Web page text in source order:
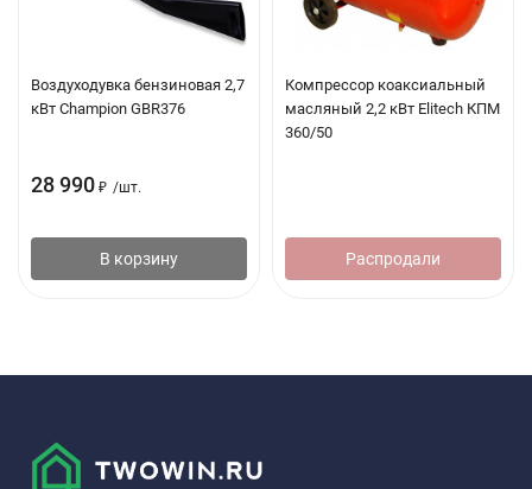
Воздуходувка бензиновая 2,7
кВт Champion GBR376
28 990 ₽ /шт.
В корзину
Компрессор коаксиальный
масляный 2,2 кВт Elitech КПМ
360/50
Распродали